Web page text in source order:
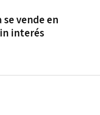
se vende en
interés